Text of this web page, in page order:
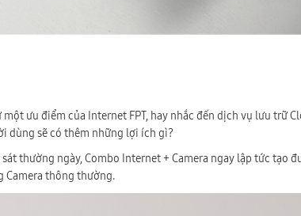
ưu điểm của Internet FPT, hay nhắc đến dịch vụ lưu trữ
dùng sẽ có thêm những lợi ích gì?
thường ngày, Combo Internet + Camera ngay lập tức tạo
Camera thông thường.